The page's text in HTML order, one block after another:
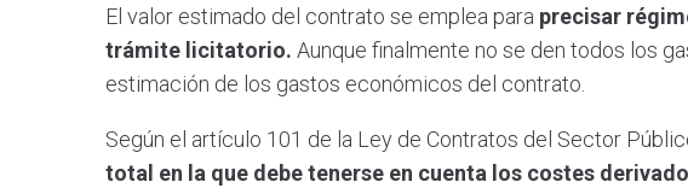
El valor estimado del contrato se emplea para precisar
trámite licitatorio. Aunque finalmente no se den todos los
estimación de los gastos económicos del contrato.
Según el artículo 101 de la Ley de Contratos del Sector
total en la que debe tenerse en cuenta los costes